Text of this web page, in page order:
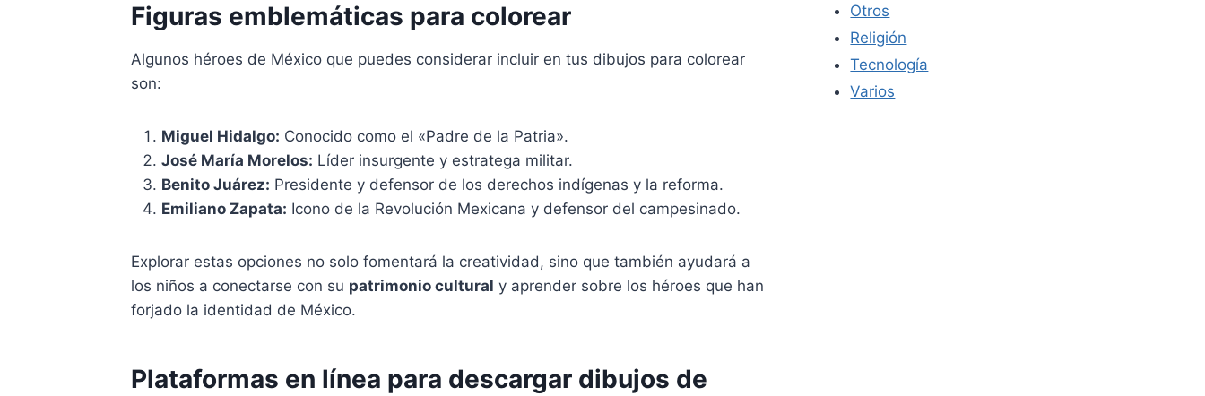
Figuras emblemáticas para colorear
Algunos héroes de México que puedes considerar incluir en tus dibujos para colorear
son:
Miguel Hidalgo: Conocido como el «Padre de la Patria».
José María Morelos: Líder insurgente y estratega militar.
Benito Juárez: Presidente y defensor de los derechos indígenas y la reforma.
Emiliano Zapata: Icono de la Revolución Mexicana y defensor del campesinado.
Explorar estas opciones no solo fomentará la creatividad, sino que también ayudará a
los niños a conectarse con su patrimonio cultural y aprender sobre los héroes que han
forjado la identidad de México.
Plataformas en línea para descargar dibujos de
Otros
Religión
Tecnología
Varios